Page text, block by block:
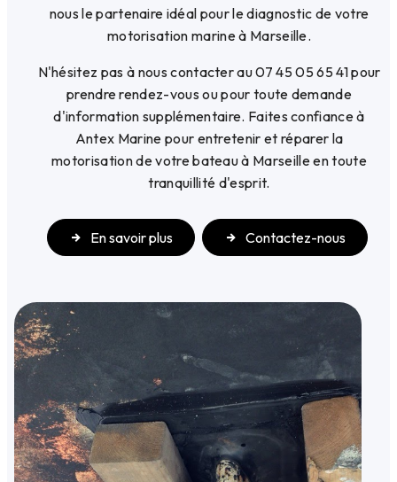
nous le partenaire idéal pour le diagnostic de votre
motorisation marine à Marseille.
N'hésitez pas à nous contacter au 07 45 05 65 41 pour
prendre rendez-vous ou pour toute demande
d'information supplémentaire. Faites confiance à
Antex Marine pour entretenir et réparer la
motorisation de votre bateau à Marseille en toute
tranquillité d'esprit.
En savoir plus Contactez-nous